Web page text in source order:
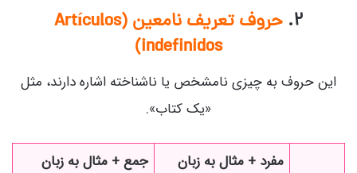
۲.
حروف تعریف نامعین (Artículos
indefinidos)
این حروف به چیزی نامشخص یا ناشناخته اشاره دارند، مثل
«یک کتاب».
مفرد + مثال به زبان
جمع + مثال به زبان